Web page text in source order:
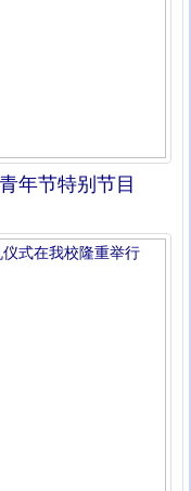
年节特别节目